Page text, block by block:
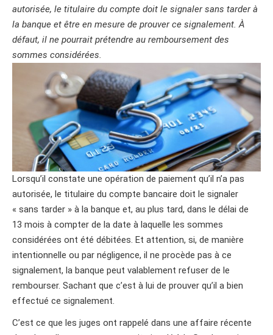
autorisée, le titulaire du compte doit le signaler sans tarder à
la banque et être en mesure de prouver ce signalement. À
défaut, il ne pourrait prétendre au remboursement des
sommes considérées.
Lorsqu’il constate une opération de paiement qu’il n’a pas
autorisée, le titulaire du compte bancaire doit le signaler
« sans tarder » à la banque et, au plus tard, dans le délai de
13 mois à compter de la date à laquelle les sommes
considérées ont été débitées. Et attention, si, de manière
intentionnelle ou par négligence, il ne procède pas à ce
signalement, la banque peut valablement refuser de le
rembourser. Sachant que c’est à lui de prouver qu’il a bien
effectué ce signalement.
C’est ce que les juges ont rappelé dans une affaire récente